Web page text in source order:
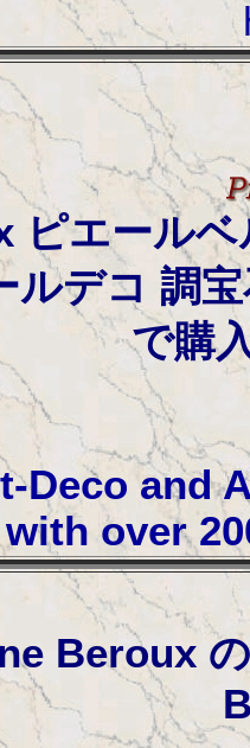
ピエール
ルデコ 調
で購
Deco and
over
Beroux